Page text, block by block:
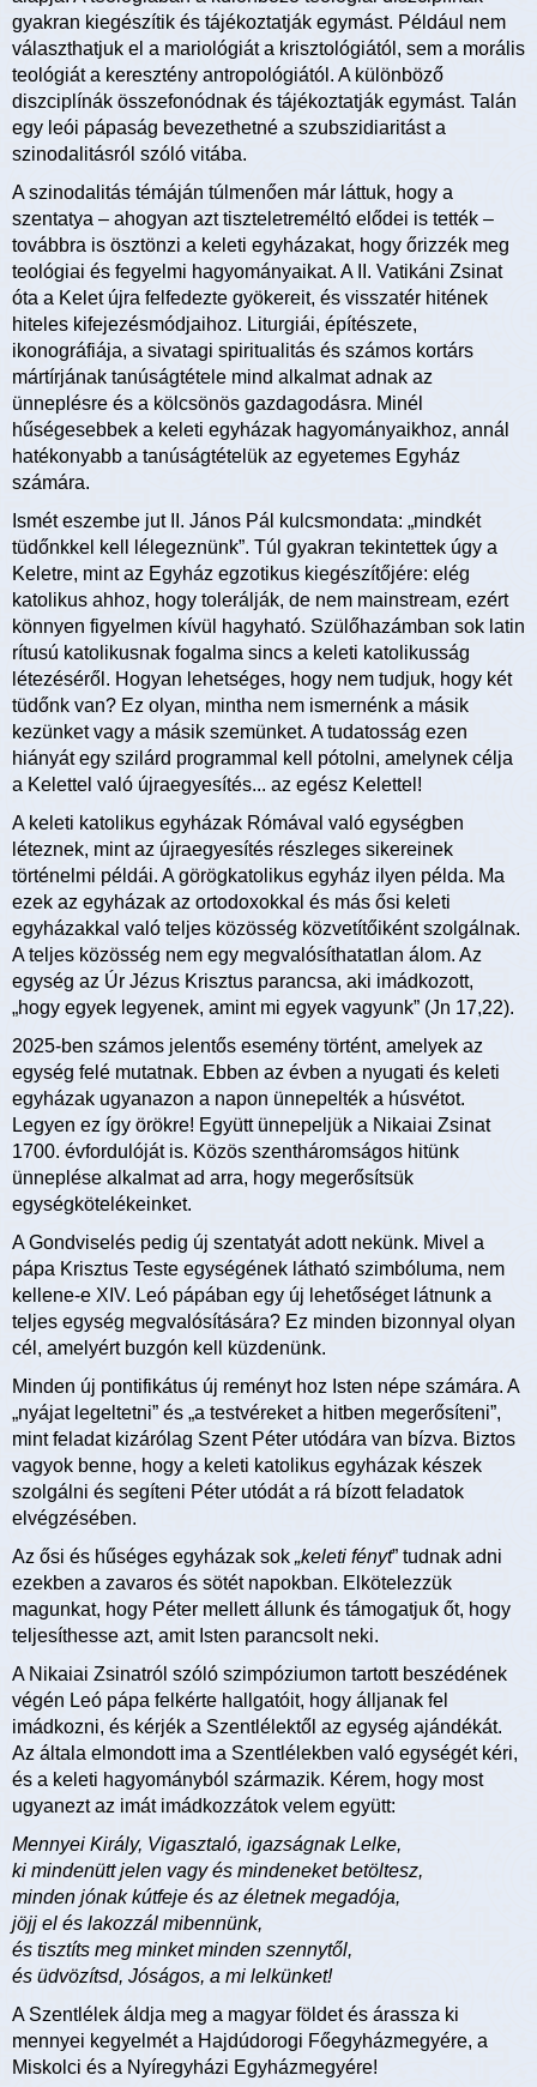
gyakran kiegészítik és tájékoztatják egymást. Például nem
választhatjuk el a mariológiát a krisztológiától, sem a morális
teológiát a keresztény antropológiától. A különböző
diszciplínák összefonódnak és tájékoztatják egymást. Talán
egy leói pápaság bevezethetné a szubszidiaritást a
szinodalitásról szóló vitába.
A szinodalitás témáján túlmenően már láttuk, hogy a
szentatya – ahogyan azt tiszteletreméltó elődei is tették –
továbbra is ösztönzi a keleti egyházakat, hogy őrizzék meg
teológiai és fegyelmi hagyományaikat. A II. Vatikáni Zsinat
óta a Kelet újra felfedezte gyökereit, és visszatér hitének
hiteles kifejezésmódjaihoz. Liturgiái, építészete,
ikonográfiája, a sivatagi spiritualitás és számos kortárs
mártírjának tanúságtétele mind alkalmat adnak az
ünneplésre és a kölcsönös gazdagodásra. Minél
hűségesebbek a keleti egyházak hagyományaikhoz, annál
hatékonyabb a tanúságtételük az egyetemes Egyház
számára.
Ismét eszembe jut II. János Pál kulcsmondata: „mindkét
tüdőnkkel kell lélegeznünk”. Túl gyakran tekintettek úgy a
Keletre, mint az Egyház egzotikus kiegészítőjére: elég
katolikus ahhoz, hogy tolerálják, de nem mainstream, ezért
könnyen figyelmen kívül hagyható. Szülőhazámban sok latin
rítusú katolikusnak fogalma sincs a keleti katolikusság
létezéséről. Hogyan lehetséges, hogy nem tudjuk, hogy két
tüdőnk van? Ez olyan, mintha nem ismernénk a másik
kezünket vagy a másik szemünket. A tudatosság ezen
hiányát egy szilárd programmal kell pótolni, amelynek célja
a Kelettel való újraegyesítés... az egész Kelettel!
A keleti katolikus egyházak Rómával való egységben
léteznek, mint az újraegyesítés részleges sikereinek
történelmi példái. A görögkatolikus egyház ilyen példa. Ma
ezek az egyházak az ortodoxokkal és más ősi keleti
egyházakkal való teljes közösség közvetítőiként szolgálnak.
A teljes közösség nem egy megvalósíthatatlan álom. Az
egység az Úr Jézus Krisztus parancsa, aki imádkozott,
„hogy egyek legyenek, amint mi egyek vagyunk” (Jn 17,22).
2025-ben számos jelentős esemény történt, amelyek az
egység felé mutatnak. Ebben az évben a nyugati és keleti
egyházak ugyanazon a napon ünnepelték a húsvétot.
Legyen ez így örökre! Együtt ünnepeljük a Nikaiai Zsinat
1700. évfordulóját is. Közös szentháromságos hitünk
ünneplése alkalmat ad arra, hogy megerősítsük
egységkötelékeinket.
A Gondviselés pedig új szentatyát adott nekünk. Mivel a
pápa Krisztus Teste egységének látható szimbóluma, nem
kellene-e XIV. Leó pápában egy új lehetőséget látnunk a
teljes egység megvalósítására? Ez minden bizonnyal olyan
cél, amelyért buzgón kell küzdenünk.
Minden új pontifikátus új reményt hoz Isten népe számára. A
„nyájat legeltetni” és „a testvéreket a hitben megerősíteni”,
mint feladat kizárólag Szent Péter utódára van bízva. Biztos
vagyok benne, hogy a keleti katolikus egyházak készek
szolgálni és segíteni Péter utódát a rá bízott feladatok
elvégzésében.
Az ősi és hűséges egyházak sok „keleti fényt” tudnak adni
ezekben a zavaros és sötét napokban. Elkötelezzük
magunkat, hogy Péter mellett állunk és támogatjuk őt, hogy
teljesíthesse azt, amit Isten parancsolt neki.
A Nikaiai Zsinatról szóló szimpóziumon tartott beszédének
végén Leó pápa felkérte hallgatóit, hogy álljanak fel
imádkozni, és kérjék a Szentlélektől az egység ajándékát.
Az általa elmondott ima a Szentlélekben való egységét kéri,
és a keleti hagyományból származik. Kérem, hogy most
ugyanezt az imát imádkozzátok velem együtt:
Mennyei Király, Vigasztaló, igazságnak Lelke,
ki mindenütt jelen vagy és mindeneket betöltesz,
minden jónak kútfeje és az életnek megadója,
jöjj el és lakozzál mibennünk,
és tisztíts meg minket minden szennytől,
és üdvözítsd, Jóságos, a mi lelkünket!
A Szentlélek áldja meg a magyar földet és árassza ki
mennyei kegyelmét a Hajdúdorogi Főegyházmegyére, a
Miskolci és a Nyíregyházi Egyházmegyére!